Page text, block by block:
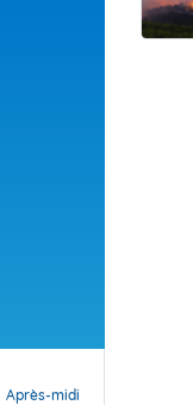
Après-midi